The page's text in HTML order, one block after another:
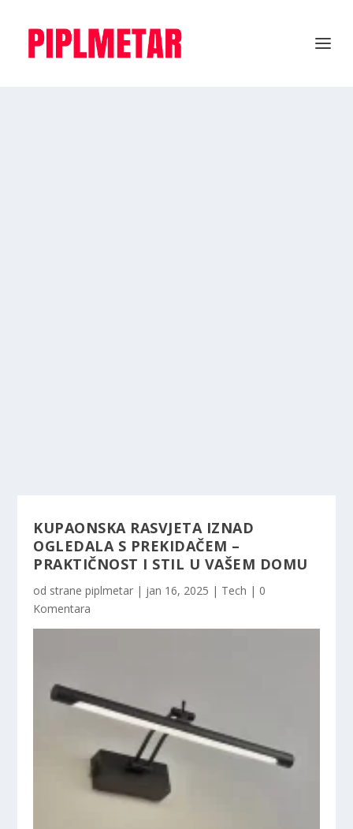
KUPAONSKA RASVJETA IZNAD
OGLEDALA S PREKIDAČEM –
PRAKTIČNOST I STIL U VAŠEM DOMU
od stranepiplmetar | jan 16, 2025 | Tech | 0
Komentara